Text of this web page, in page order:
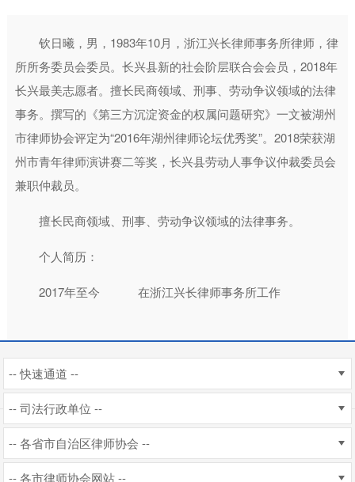
钦日曦，男，1983年10月，浙江兴长律师事务所律师，律
所所务委员会委员。长兴县新的社会阶层联合会会员，2018年
长兴最美志愿者。擅长民商领域、刑事、劳动争议领域的法律
事务。撰写的《第三方沉淀资金的权属问题研究》一文被湖州
市律师协会评定为“2016年湖州律师论坛优秀奖”。2018荣获湖
州市青年律师演讲赛二等奖，长兴县劳动人事争议仲裁委员会
兼职仲裁员。
擅长民商领域、刑事、劳动争议领域的法律事务。
个人简历：
2017年至今 在浙江兴长律师事务所工作
-- 快速通道 --
-- 司法行政单位 --
-- 各省市自治区律师协会 --
-- 各市律师协会网站 --